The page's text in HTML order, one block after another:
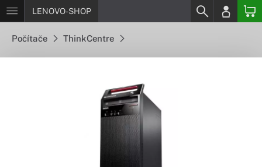
LENOVO-SHOP
Počítače ThinkCentre